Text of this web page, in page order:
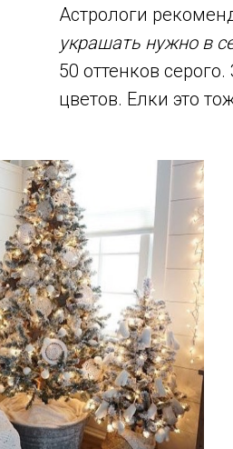
Астрологи
украшать нужно в
50 оттенков
цветов. Елки это